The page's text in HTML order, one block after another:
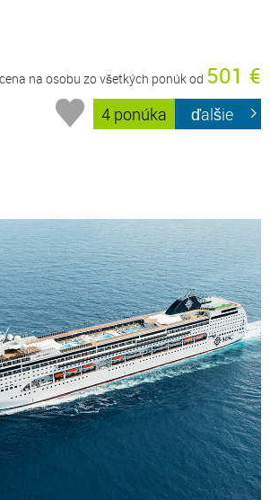
na osobu zo všetkých ponúk od 501 €
4 ponúka ďalšie